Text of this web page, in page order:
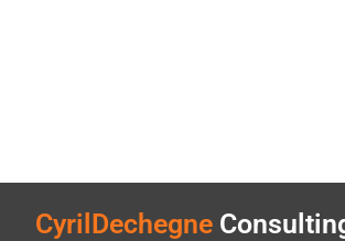
CyrilDechegne